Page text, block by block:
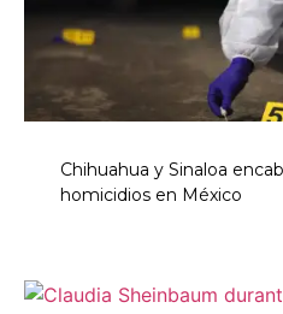
Chihuahua y Sinaloa
homicidios en México